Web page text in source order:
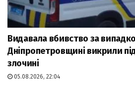
Видавала вбивство за
Дніпропетровщині викрили
злочині
05.08.2026, 22:04